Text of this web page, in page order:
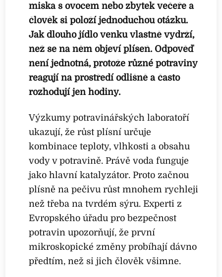
miska s ovocem nebo zbytek večeře a
člověk si položí jednoduchou otázku.
Jak dlouho jídlo venku vlastně vydrží,
než se na něm objeví plíseň. Odpověď
není jednotná, protože různé potraviny
reagují na prostředí odlišně a často
rozhodují jen hodiny.
Výzkumy potravinářských laboratoří
ukazují, že růst plísní určuje
kombinace teploty, vlhkosti a obsahu
vody v potravině. Právě voda funguje
jako hlavní katalyzátor. Proto začnou
plísně na pečivu růst mnohem rychleji
než třeba na tvrdém sýru. Experti z
Evropského úřadu pro bezpečnost
potravin upozorňují, že první
mikroskopické změny probíhají dávno
předtím, než si jich člověk všimne.